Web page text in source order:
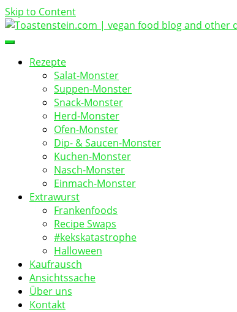
Skip to Content
Toastenstein.com
vegan food blog
Rezepte
Salat-Monster
Suppen-Monster
Snack-Monster
Herd-Monster
Ofen-Monster
Dip- & Saucen-Monster
Kuchen-Monster
Nasch-Monster
Einmach-Monster
Extrawurst
Frankenfoods
Recipe Swaps
#kekskatastrophe
Halloween
Kaufrausch
Ansichtssache
Über uns
Kontakt